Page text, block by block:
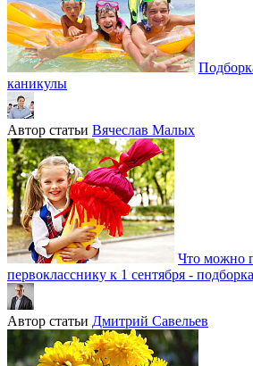
каникулы
Автор статьи Вячеслав Малых
Что можно
первокласснику к 1 сентября -
Автор статьи Дмитрий Савельев